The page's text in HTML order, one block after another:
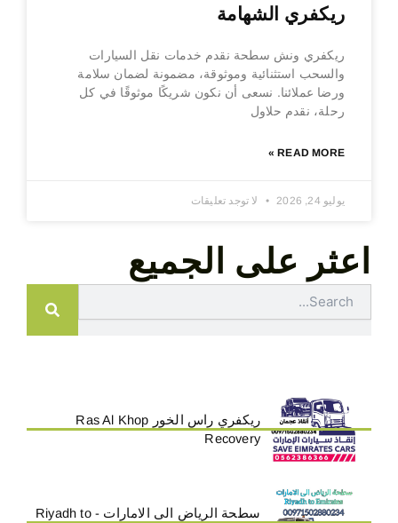
ريكفري الشهامة
ريكفري ونش سطحة نقدم خدمات نقل السيارات
والسحب استثنائية وموثوقة، مضمونة لضمان سلامة
ورضا عملائنا. نسعى أن نكون شريكًا موثوقًا في كل
رحلة، نقدم حلاول
READ MORE »
يوليو 24, 2026 لا توجد تعليقات
اعثر على الجميع
ريكفري راس الخور Ras Al Khop
Recovery
سطحة الرياض الى الامارات - Riyadh to